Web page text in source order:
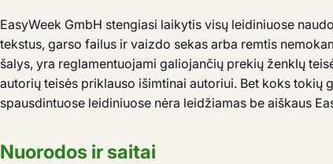
EasyWeek GmbH stengiasi laikytis visų leidiniuose
tekstus, garso failus ir vaizdo sekas arba remtis
šalys, yra reglamentuojami galiojančių prekių ženklų
autorių teisės priklauso išimtinai autoriui. Bet koks
spausdintuose leidiniuose nėra leidžiamas be aiškaus
Nuorodos ir saitai